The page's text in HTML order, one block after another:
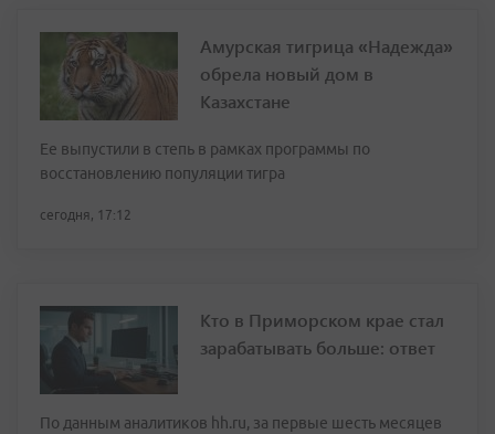
Амурская тигрица «Надежда»
обрела новый дом в
Казахстане
Ее выпустили в степь в рамках программы по
восстановлению популяции тигра
сегодня, 17:12
Кто в Приморском крае стал
зарабатывать больше: ответ
По данным аналитиков hh.ru, за первые шесть месяцев